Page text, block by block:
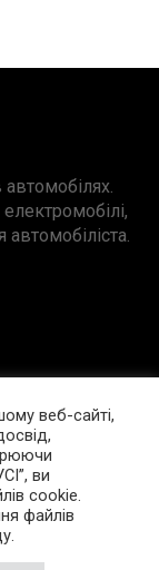
автомобілях.
веб-сайті,
ви
cookie.
файлів